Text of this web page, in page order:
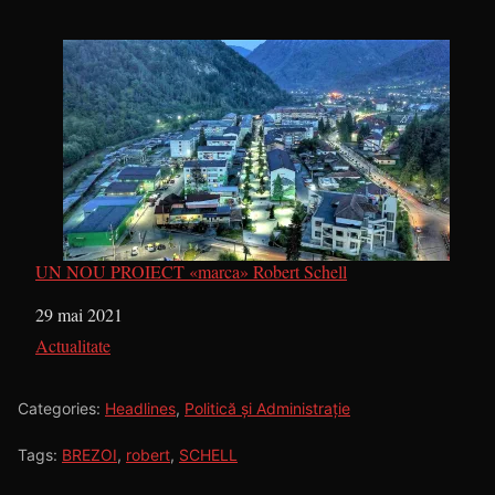
UN NOU PROIECT «marca» Robert Schell
Dată
29 mai 2021
În legătură cu
Actualitate
Categories: Headlines, Politică și Administrație
Tags: BREZOI, robert, SCHELL